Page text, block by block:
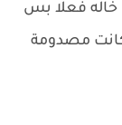
خاله فعلا بس
مصدومة